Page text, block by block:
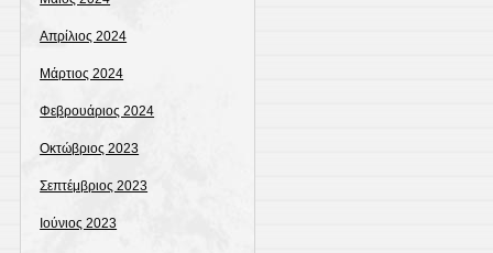
Απρίλιος 2024
Μάρτιος 2024
Φεβρουάριος 2024
Οκτώβριος 2023
Σεπτέμβριος 2023
Ιούνιος 2023